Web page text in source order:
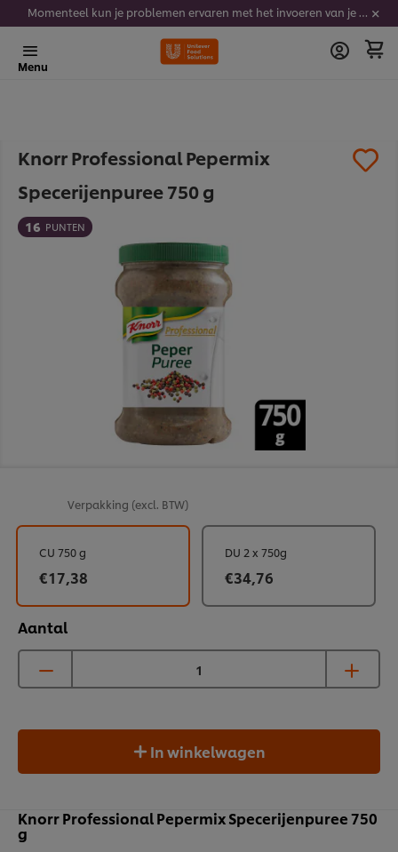
Momenteel kun je problemen ervaren met het invoeren van je stickercodes. We werken er hard aan om dit op te lossen.
Menu
Knorr Professional Pepermix
Specerijenpuree 750 g
16 PUNTEN
Verpakking (excl. BTW)
Aantal
CU 750 g
€17,38
DU 2 x 750g
€34,76
In winkelwagen
Knorr Professional Pepermix Specerijenpuree 750
g